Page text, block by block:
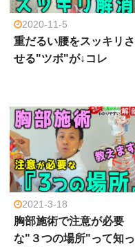
2020-11-5
重だるい腰をスッキリさ
せる"ツボ"が↓コレ
2021-3-18
胸部施術で注意が必要
な"３つの場所"って知っ